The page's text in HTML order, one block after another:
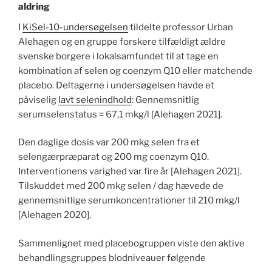
aldring
I KiSel-10-undersøgelsen tildelte professor Urban
Alehagen og en gruppe forskere tilfældigt ældre
svenske borgere i lokalsamfundet til at tage en
kombination af selen og coenzym Q10 eller matchende
placebo. Deltagerne i undersøgelsen havde et
påviselig lavt selenindhold: Gennemsnitlig
serumselenstatus = 67,1 mkg/l [Alehagen 2021].
Den daglige dosis var 200 mkg selen fra et
selengærpræparat og 200 mg coenzym Q10.
Interventionens varighed var fire år [Alehagen 2021].
Tilskuddet med 200 mkg selen / dag hævede de
gennemsnitlige serumkoncentrationer til 210 mkg/l
[Alehagen 2020].
Sammenlignet med placebogruppen viste den aktive
behandlingsgruppes blodniveauer følgende